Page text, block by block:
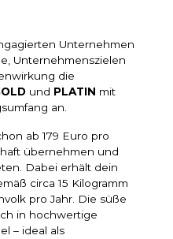
Unternehmen
Unternehmenszielen
die
und PLATIN mit
an.
ab 179 Euro pro
übernehmen und
Dabei erhält dein
circa 15 Kilogramm
pro Jahr. Die süße
in hochwertige
– ideal als